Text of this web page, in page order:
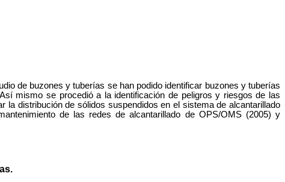
de buzones y tuberías se han podido identificar buzones y tuberías
mismo se procedió a la identificación de peligros y riesgos de las
distribución de sólidos suspendidos en el sistema de alcantarillado
de las redes de alcantarillado de OPS/OMS (2005) y
.